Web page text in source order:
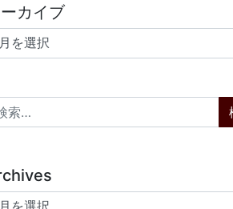
カイブ
ーカイブ
: